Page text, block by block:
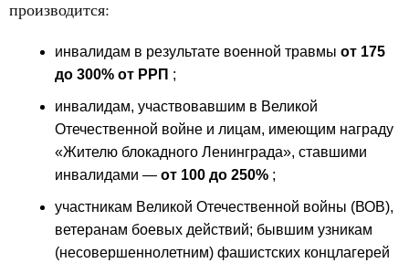
производится:
инвалидам в результате военной травмы от 175
до 300% от РРП ;
инвалидам, участвовавшим в Великой
Отечественной войне и лицам, имеющим награду
«Жителю блокадного Ленинграда», ставшими
инвалидами — от 100 до 250% ;
участникам Великой Отечественной войны (ВОВ),
ветеранам боевых действий; бывшим узникам
(несовершеннолетним) фашистских концлагерей